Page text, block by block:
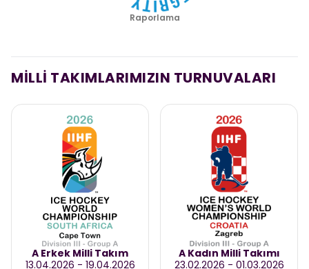
Raporlama
MİLLİ TAKIMLARIMIZIN TURNUVALARI
A Erkek Milli Takım
13.04.2026 - 19.04.2026
A Kadın Milli Takımı
23.02.2026 - 01.03.2026